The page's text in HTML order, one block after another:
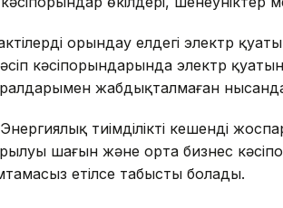
орындау елдегі электр
кәсіпорындарында электр қуатын
жабдықталмаған
тиімділіктің кешенді
шағын және орта бизнес
етілсе табысты болады.